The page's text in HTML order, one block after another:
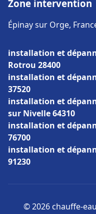
Zone intervention
Épinay sur Orge,
installation et
Rotrou 28400
installation et
37520
installation et
sur Nivelle 64310
installation et
76700
installation et
91230
© 2026 chauffe-